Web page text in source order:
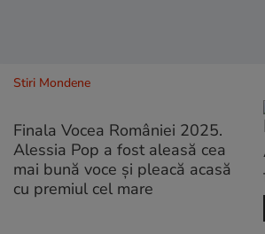
Stiri Mondene
Finala Vocea României 2025.
Alessia Pop a fost aleasă cea
mai bună voce și pleacă acasă
cu premiul cel mare